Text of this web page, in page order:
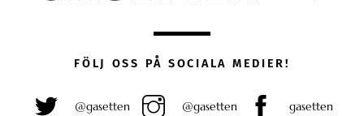
FÖLJ OSS PÅ SOCIALA MEDIER!
@gasetten @gasetten gasetten